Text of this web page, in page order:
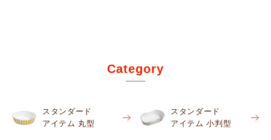
Category
スタンダード
アイテム 丸型
スタンダード
アイテム 小判型